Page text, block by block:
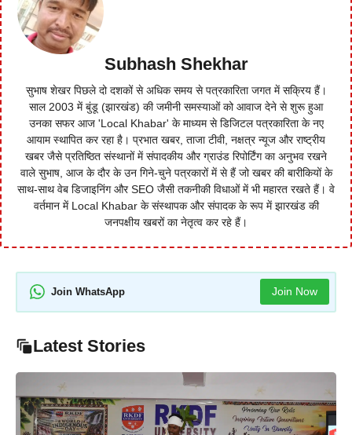
Subhash Shekhar
सुभाष शेखर पिछले दो दशकों से अधिक समय से पत्रकारिता जगत में सक्रिय हैं।
साल 2003 में बुंडू (झारखंड) की जमीनी समस्याओं को आवाज देने से शुरू हुआ
उनका सफर आज 'Local Khabar' के माध्यम से डिजिटल पत्रकारिता के नए
आयाम स्थापित कर रहा है। प्रभात खबर, ताजा टीवी, नक्षत्र न्यूज और राष्ट्रीय
खबर जैसे प्रतिष्ठित संस्थानों में संपादकीय और ग्राउंड रिपोर्टिंग का अनुभव रखने
वाले सुभाष, आज के दौर के उन गिने-चुने पत्रकारों में से हैं जो खबर की बारीकियों के
साथ-साथ वेब डिजाइनिंग और SEO जैसी तकनीकी विधाओं में भी महारत रखते हैं। वे
वर्तमान में Local Khabar के संस्थापक और संपादक के रूप में झारखंड की
जनपक्षीय खबरों का नेतृत्व कर रहे हैं।
Join WhatsApp Join Now
Latest Stories